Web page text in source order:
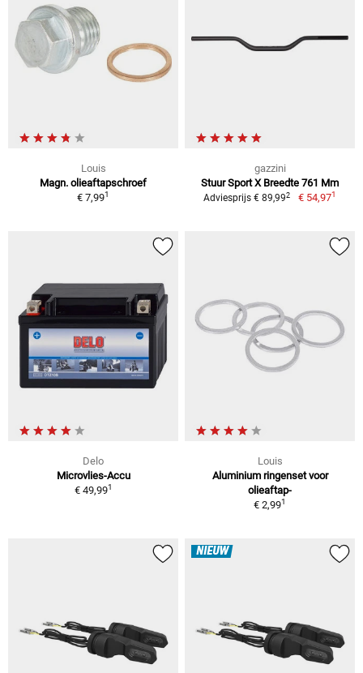
Louis
Magn. olieaftapschroef
€ 7,991
gazzini
Stuur Sport X Breedte 761 Mm
Adviesprijs € 89,992 € 54,971
Delo
Microvlies-Accu
€ 49,991
Louis
Aluminium ringenset voor
olieaftap-
€ 2,991
NIEUW